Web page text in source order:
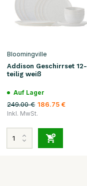
Bloomingville
Addison Geschirrset 12-
teilig weiß
Auf Lager
249.00 € 186.75 €
Inkl. MwSt.